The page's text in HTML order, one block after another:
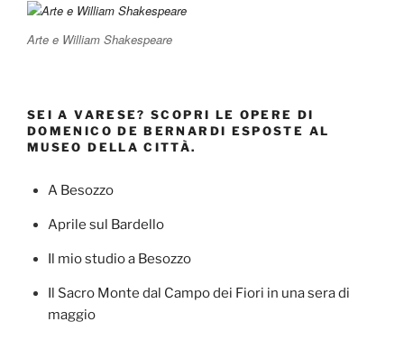
Arte e William Shakespeare
SEI A VARESE? SCOPRI LE OPERE DI
DOMENICO DE BERNARDI ESPOSTE AL
MUSEO DELLA CITTÀ.
A Besozzo
Aprile sul Bardello
Il mio studio a Besozzo
Il Sacro Monte dal Campo dei Fiori in una sera di
maggio